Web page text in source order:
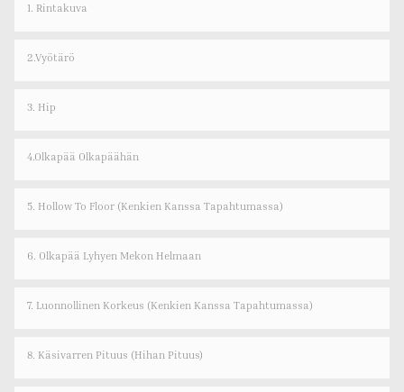
1. Rintakuva
2.Vyötärö
3. Hip
4.olkapää Olkapäähän
5. Hollow To Floor (kenkien Kanssa Tapahtumassa)
6. Olkapää Lyhyen Mekon Helmaan
7. Luonnollinen Korkeus (kenkien Kanssa Tapahtumassa)
8. Käsivarren Pituus (hihan Pituus)